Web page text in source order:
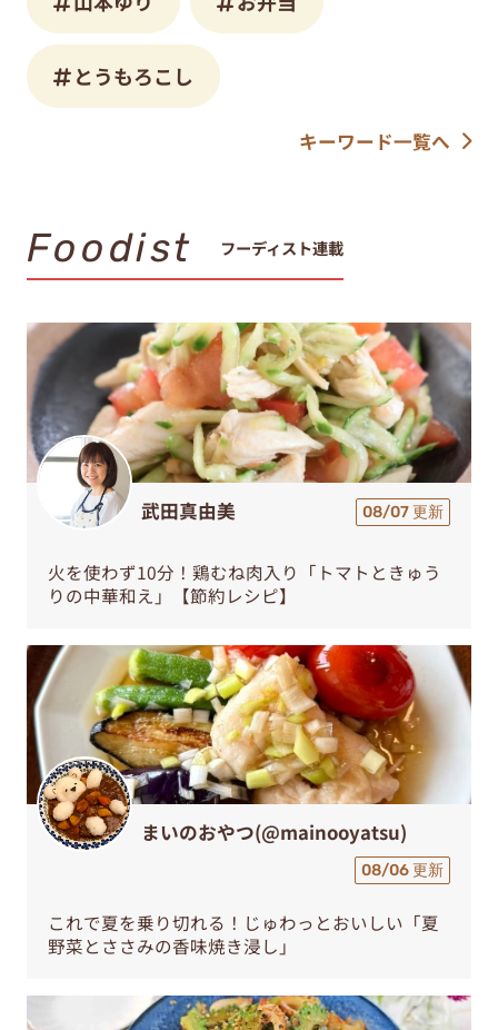
とうもろこし
キーワード一覧へ
Foodist フーディスト連載
武田真由美 08/07 更新
火を使わず10分！鶏むね肉入り「トマトときゅう
りの中華和え」【節約レシピ】
まいのおやつ(@mainooyatsu)
08/06 更新
これで夏を乗り切れる！じゅわっとおいしい「夏
野菜とささみの香味焼き浸し」